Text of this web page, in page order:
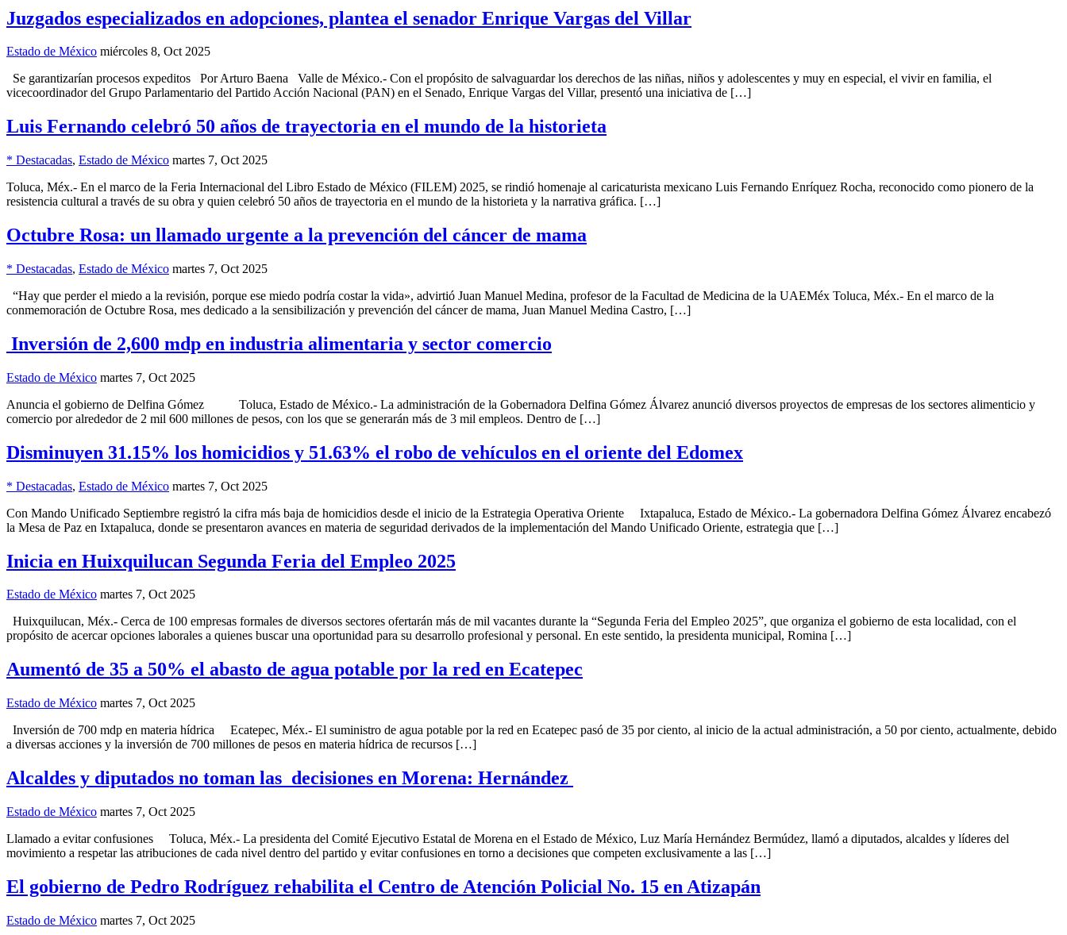
Juzgados especializados en adopciones, plantea el senador Enrique Vargas del Villar
Estado de México miércoles 8, Oct 2025
Se garantizarían procesos expeditos Por Arturo Baena Valle de México.- Con el propósito de salvaguardar los derechos de las niñas, niños y adolescentes y muy en especial, el vivir en familia, el
vicecoordinador del Grupo Parlamentario del Partido Acción Nacional (PAN) en el Senado, Enrique Vargas del Villar, presentó una iniciativa de […]
Luis Fernando celebró 50 años de trayectoria en el mundo de la historieta
* Destacadas, Estado de México martes 7, Oct 2025
Toluca, Méx.- En el marco de la Feria Internacional del Libro Estado de México (FILEM) 2025, se rindió homenaje al caricaturista mexicano Luis Fernando Enríquez Rocha, reconocido como pionero de la
resistencia cultural a través de su obra y quien celebró 50 años de trayectoria en el mundo de la historieta y la narrativa gráfica. […]
Octubre Rosa: un llamado urgente a la prevención del cáncer de mama
* Destacadas, Estado de México martes 7, Oct 2025
“Hay que perder el miedo a la revisión, porque ese miedo podría costar la vida», advirtió Juan Manuel Medina, profesor de la Facultad de Medicina de la UAEMéx Toluca, Méx.- En el marco de la
conmemoración de Octubre Rosa, mes dedicado a la sensibilización y prevención del cáncer de mama, Juan Manuel Medina Castro, […]
Inversión de 2,600 mdp en industria alimentaria y sector comercio
Estado de México martes 7, Oct 2025
Anuncia el gobierno de Delfina Gómez Toluca, Estado de México.- La administración de la Gobernadora Delfina Gómez Álvarez anunció diversos proyectos de empresas de los sectores alimenticio y
comercio por alrededor de 2 mil 600 millones de pesos, con los que se generarán más de 3 mil empleos. Dentro de […]
Disminuyen 31.15% los homicidios y 51.63% el robo de vehículos en el oriente del Edomex
* Destacadas, Estado de México martes 7, Oct 2025
Con Mando Unificado Septiembre registró la cifra más baja de homicidios desde el inicio de la Estrategia Operativa Oriente Ixtapaluca, Estado de México.- La gobernadora Delfina Gómez Álvarez encabezó
la Mesa de Paz en Ixtapaluca, donde se presentaron avances en materia de seguridad derivados de la implementación del Mando Unificado Oriente, estrategia que […]
Inicia en Huixquilucan Segunda Feria del Empleo 2025
Estado de México martes 7, Oct 2025
Huixquilucan, Méx.- Cerca de 100 empresas formales de diversos sectores ofertarán más de mil vacantes durante la “Segunda Feria del Empleo 2025”, que organiza el gobierno de esta localidad, con el
propósito de acercar opciones laborales a quienes buscar una oportunidad para su desarrollo profesional y personal. En este sentido, la presidenta municipal, Romina […]
Aumentó de 35 a 50% el abasto de agua potable por la red en Ecatepec
Estado de México martes 7, Oct 2025
Inversión de 700 mdp en materia hídrica Ecatepec, Méx.- El suministro de agua potable por la red en Ecatepec pasó de 35 por ciento, al inicio de la actual administración, a 50 por ciento, actualmente, debido
a diversas acciones y la inversión de 700 millones de pesos en materia hídrica de recursos […]
Alcaldes y diputados no toman las decisiones en Morena: Hernández
Estado de México martes 7, Oct 2025
Llamado a evitar confusiones Toluca, Méx.- La presidenta del Comité Ejecutivo Estatal de Morena en el Estado de México, Luz María Hernández Bermúdez, llamó a diputados, alcaldes y líderes del
movimiento a respetar las atribuciones de cada nivel dentro del partido y evitar confusiones en torno a decisiones que competen exclusivamente a las […]
El gobierno de Pedro Rodríguez rehabilita el Centro de Atención Policial No. 15 en Atizapán
Estado de México martes 7, Oct 2025